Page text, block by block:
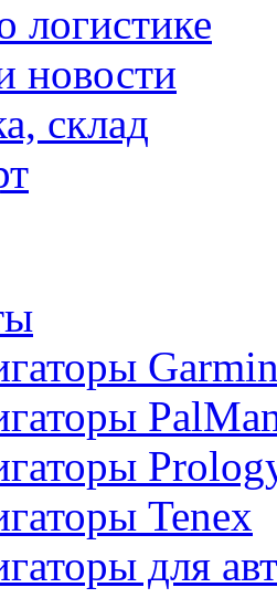
логистике
новости
склад
Tenex
для